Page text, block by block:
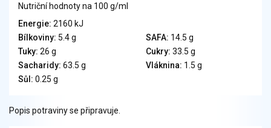
Veganské a vegetariánské výrobky
Tuky
Obiloviny, mouka, cereální výrobky
Chléb, pečivo, křehké chleby, pufované výrobky
Přílohy
Zelenina
Nutriční hodnoty na 100 g/ml
Energie: 2160 kJ
Bílkoviny: 5.4 g SAFA: 14.5 g
Tuky: 26 g Cukry: 33.5 g
Sacharidy: 63.5 g Vláknina: 1.5 g
Sůl: 0.25 g
Popis potraviny se připravuje.